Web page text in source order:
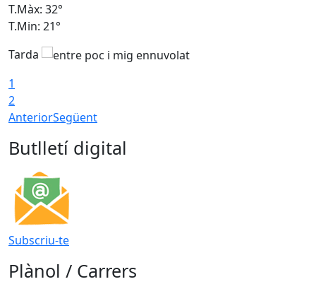
T.Màx: 32°
T.Min: 21°
Tarda
1
2
AnteriorSegüent
Butlletí digital
Subscriu-te
Plànol / Carrers